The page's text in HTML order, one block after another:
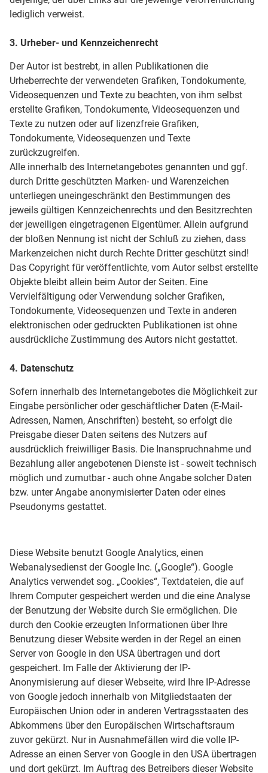
lediglich verweist.
3. Urheber- und Kennzeichenrecht
Der Autor ist bestrebt, in allen Publikationen die
Urheberrechte der verwendeten Grafiken, Tondokumente,
Videosequenzen und Texte zu beachten, von ihm selbst
erstellte Grafiken, Tondokumente, Videosequenzen und
Texte zu nutzen oder auf lizenzfreie Grafiken,
Tondokumente, Videosequenzen und Texte
zurückzugreifen.
Alle innerhalb des Internetangebotes genannten und ggf.
durch Dritte geschützten Marken- und Warenzeichen
unterliegen uneingeschränkt den Bestimmungen des
jeweils gültigen Kennzeichenrechts und den Besitzrechten
der jeweiligen eingetragenen Eigentümer. Allein aufgrund
der bloßen Nennung ist nicht der Schluß zu ziehen, dass
Markenzeichen nicht durch Rechte Dritter geschützt sind!
Das Copyright für veröffentlichte, vom Autor selbst erstellte
Objekte bleibt allein beim Autor der Seiten. Eine
Vervielfältigung oder Verwendung solcher Grafiken,
Tondokumente, Videosequenzen und Texte in anderen
elektronischen oder gedruckten Publikationen ist ohne
ausdrückliche Zustimmung des Autors nicht gestattet.
4. Datenschutz
Sofern innerhalb des Internetangebotes die Möglichkeit zur
Eingabe persönlicher oder geschäftlicher Daten (E-Mail-
Adressen, Namen, Anschriften) besteht, so erfolgt die
Preisgabe dieser Daten seitens des Nutzers auf
ausdrücklich freiwilliger Basis. Die Inanspruchnahme und
Bezahlung aller angebotenen Dienste ist - soweit technisch
möglich und zumutbar - auch ohne Angabe solcher Daten
bzw. unter Angabe anonymisierter Daten oder eines
Pseudonyms gestattet.
Diese Website benutzt Google Analytics, einen
Webanalysedienst der Google Inc. („Google“). Google
Analytics verwendet sog. „Cookies“, Textdateien, die auf
Ihrem Computer gespeichert werden und die eine Analyse
der Benutzung der Website durch Sie ermöglichen. Die
durch den Cookie erzeugten Informationen über Ihre
Benutzung dieser Website werden in der Regel an einen
Server von Google in den USA übertragen und dort
gespeichert. Im Falle der Aktivierung der IP-
Anonymisierung auf dieser Webseite, wird Ihre IP-Adresse
von Google jedoch innerhalb von Mitgliedstaaten der
Europäischen Union oder in anderen Vertragsstaaten des
Abkommens über den Europäischen Wirtschaftsraum
zuvor gekürzt. Nur in Ausnahmefällen wird die volle IP-
Adresse an einen Server von Google in den USA übertragen
und dort gekürzt. Im Auftrag des Betreibers dieser Website